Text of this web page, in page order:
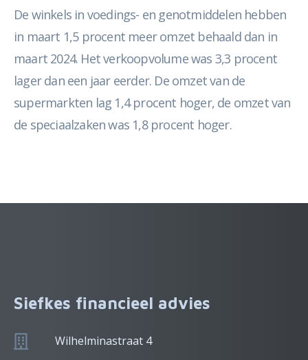
De winkels in voedings- en genotmiddelen hebben
in maart 1,5 procent meer omzet behaald dan in
maart 2024. Het verkoopvolume was 3,3 procent
lager dan een jaar eerder. De omzet van de
supermarkten lag 1,4 procent hoger, de omzet van
de speciaalzaken was 1,8 procent hoger.
Siefkes financieel advies
Wilhelminastraat 4